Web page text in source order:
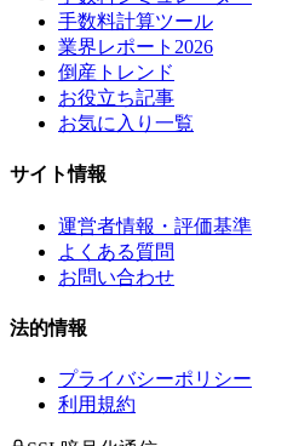
手数料計算ツール
業界レポート2026
倒産トレンド
お役立ち記事
お気に入り一覧
サイト情報
運営者情報・評価基準
よくある質問
お問い合わせ
法的情報
プライバシーポリシー
利用規約